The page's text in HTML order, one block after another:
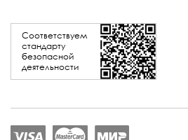
Соответствуем
стандарту
безопасной
деятельности